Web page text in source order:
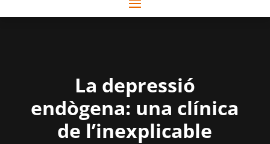
La depressió
endògena: una clínica
de l’inexplicable